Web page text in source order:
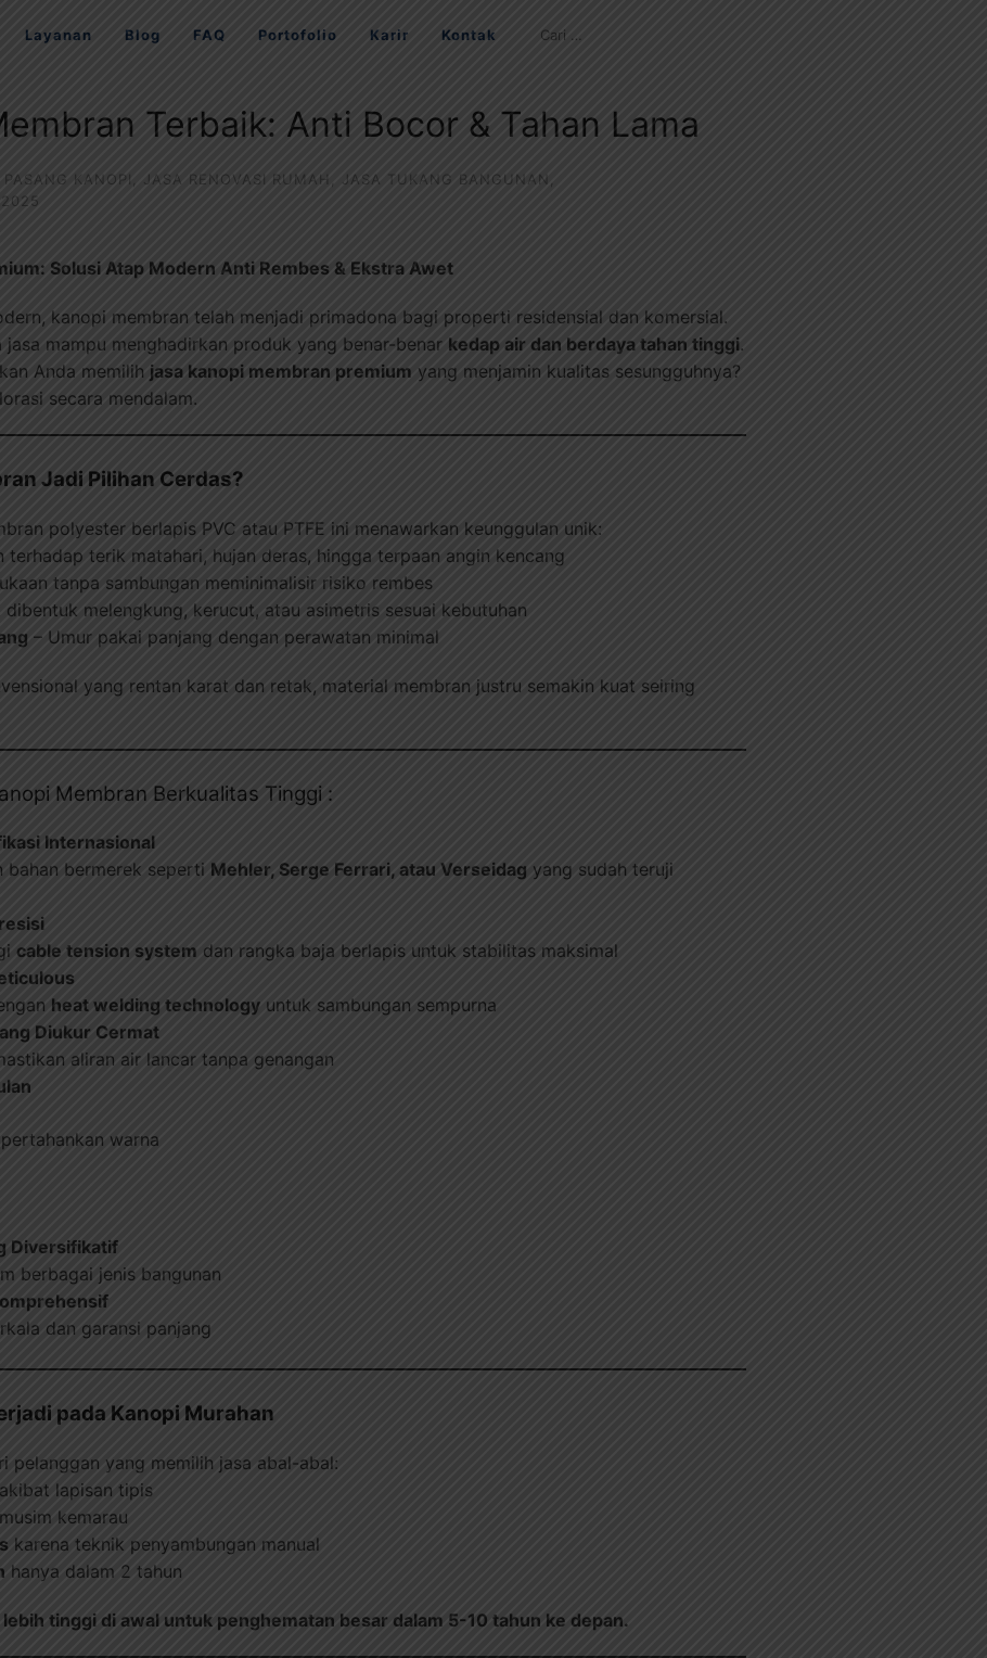
Layanan Blog FAQ Portofolio Karir Kontak
Terbaik: Anti Bocor & Tahan Lama
KANOPI JASA RENOVASI RUMAH JASA TUKANG BANGUNAN
Solusi Atap Modern Anti Rembes & Ekstra Awet
kanopi membran telah menjadi primadona bagi properti residensial dan komersial.
jasa mampu menghadirkan produk yang benar-benar kedap air dan berdaya tahan tinggi.
Anda memilih jasa kanopi membran premium yang menjamin kualitas sesungguhnya?
secara mendalam.
Jadi Pilihan Cerdas?
polyester berlapis PVC atau PTFE ini menawarkan keunggulan unik:
terhadap terik matahari, hujan deras, hingga terpaan angin kencang
tanpa sambungan meminimalisir risiko rembes
dibentuk melengkung, kerucut, atau asimetris sesuai kebutuhan
– Umur pakai panjang dengan perawatan minimal
yang rentan karat dan retak, material membran justru semakin kuat seiring
Membran Berkualitas Tinggi :
Internasional
bahan bermerek seperti Mehler, Serge Ferrari, atau Verseidag yang sudah teruji
cable tension system dan rangka baja berlapis untuk stabilitas maksimal
heat welding technology untuk sambungan sempurna
Diukur Cermat
aliran air lancar tanpa genangan
warna
Diversifikatif
berbagai jenis bangunan
dan garansi panjang
pada Kanopi Murahan
pelanggan yang memilih jasa abal-abal:
akibat lapisan tipis
kemarau
karena teknik penyambungan manual
hanya dalam 2 tahun
tinggi di awal untuk penghematan besar dalam 5-10 tahun ke depan.